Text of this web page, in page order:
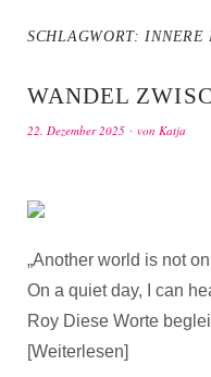
SCHLAGWORT:INNERE
WANDEL
22. Dezember 2025 von Katja
„Another world is not
On a quiet day, I can
Roy Diese Worte
Weiterlesen